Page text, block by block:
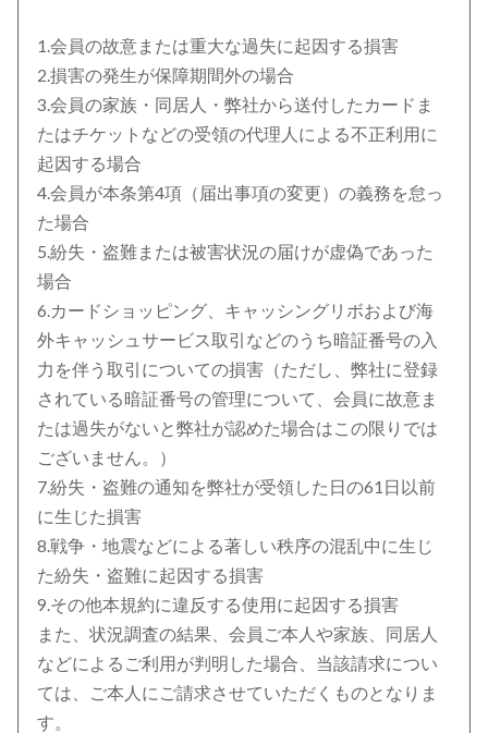
1.会員の故意または重大な過失に起因する損害
2.損害の発生が保障期間外の場合
3.会員の家族・同居人・弊社から送付したカードま
たはチケットなどの受領の代理人による不正利用に
起因する場合
4.会員が本条第4項（届出事項の変更）の義務を怠っ
た場合
5.紛失・盗難または被害状況の届けが虚偽であった
場合
6.カードショッピング、キャッシングリボおよび海
外キャッシュサービス取引などのうち暗証番号の入
力を伴う取引についての損害（ただし、弊社に登録
されている暗証番号の管理について、会員に故意ま
たは過失がないと弊社が認めた場合はこの限りでは
ございません。）
7.紛失・盗難の通知を弊社が受領した日の61日以前
に生じた損害
8.戦争・地震などによる著しい秩序の混乱中に生じ
た紛失・盗難に起因する損害
9.その他本規約に違反する使用に起因する損害
また、状況調査の結果、会員ご本人や家族、同居人
などによるご利用が判明した場合、当該請求につい
ては、ご本人にご請求させていただくものとなりま
す。